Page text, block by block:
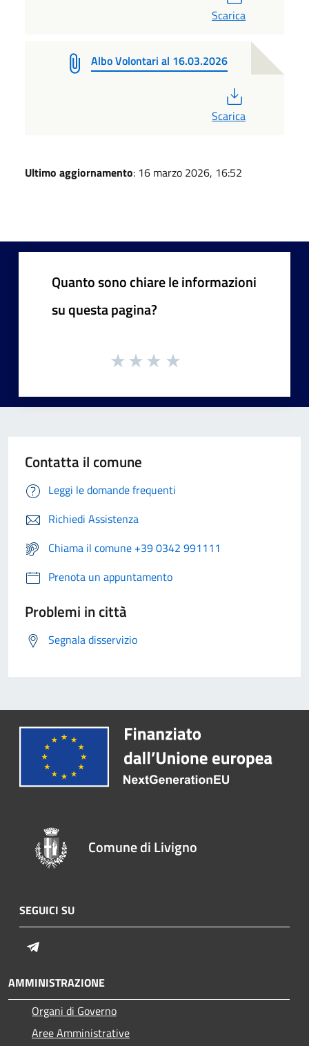
Scarica
Albo Volontari al 16.03.2026
Scarica
Ultimo aggiornamento: 16 marzo 2026, 16:52
Quanto sono chiare le informazioni
su questa pagina?
Contatta il comune
Leggi le domande frequenti
Richiedi Assistenza
Chiama il comune +39 0342 991111
Prenota un appuntamento
Problemi in città
Segnala disservizio
Comune di Livigno
SEGUICI SU
AMMINISTRAZIONE
Organi di Governo
Aree Amministrative